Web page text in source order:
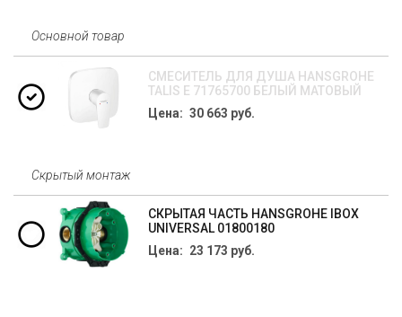
Основной товар
СМЕСИТЕЛЬ ДЛЯ ДУША HANSGROHE
TALIS E 71765700 БЕЛЫЙ МАТОВЫЙ
Цена: 30 663 руб.
Скрытый монтаж
СКРЫТАЯ ЧАСТЬ HANSGROHE IBOX
UNIVERSAL 01800180
Цена: 23 173 руб.